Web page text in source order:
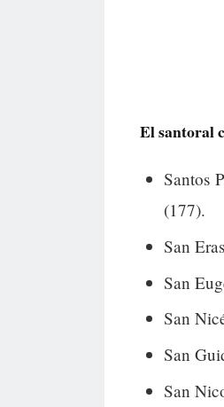
El santoral
Santos
(177).
San
San
San
San
San